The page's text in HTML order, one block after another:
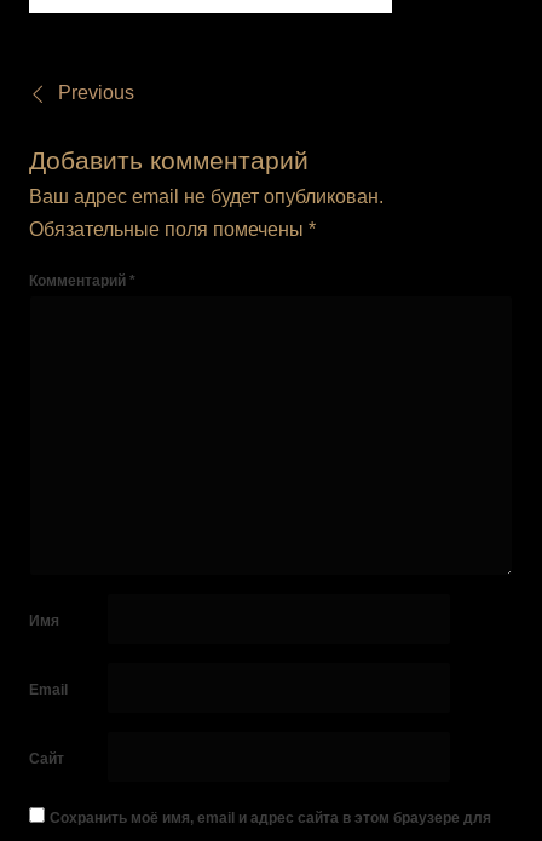
Previous
Добавить комментарий
Ваш адрес email не будет опубликован.
Обязательные поля помечены *
Комментарий *
Имя
Email
Сайт
Сохранить моё имя, email и адрес сайта в этом браузере для